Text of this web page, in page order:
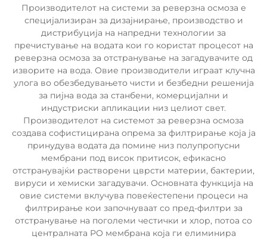
Производителот на системи за реверзна осмоза е
специјализиран за дизајнирање, производство и
дистрибуција на напредни технологии за
пречистување на водата кои го користат процесот на
реверзна осмоза за отстранување на загадувачите од
изворите на вода. Овие производители играат клучна
улога во обезбедувањето чисти и безбедни решенија
за пијна вода за станбени, комерцијални и
индустриски апликации низ целиот свет.
Производителот на системот за реверзна осмоза
создава софистицирана опрема за филтрирање која ја
принудува водата да помине низ полупропусни
мембрани под висок притисок, ефикасно
отстранувајќи растворени цврсти материи, бактерии,
вируси и хемиски загадувачи. Основната функција на
овие системи вклучува повеќестепени процеси на
филтрирање кои започнуваат со пред-филтри за
отстранување на поголеми честички и хлор, потоа со
централната РО мембрана која ги елиминира